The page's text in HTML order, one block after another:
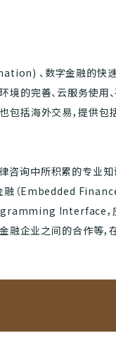
、数字金融的快速
境的完善、云服务使
包括海外交易，提供
询中所积累的专业
（Embedded
Interface，
企业之间的合作等，